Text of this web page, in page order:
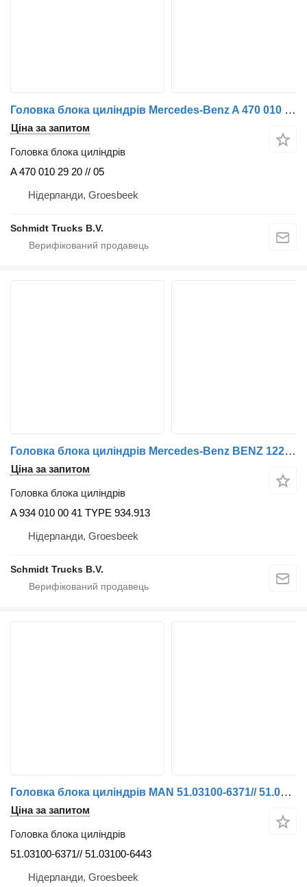
Головка блока циліндрів Mercedes-Benz A 470 010 29 20 // A 470 010 05 20 // A 470 010 27 20 OM470LA EU до вантажівки
Ціна за запитом
Головка блока циліндрів
A 470 010 29 20 // 05
Нідерланди, Groesbeek
Schmidt Trucks B.V.
Головка блока циліндрів Mercedes-Benz BENZ 1221 EURO 6 MODEL 2018 A до вантажівки
Ціна за запитом
Головка блока циліндрів
A 934 010 00 41 TYPE 934.913
Нідерланди, Groesbeek
Schmidt Trucks B.V.
Головка блока циліндрів MAN 51.03100-6371// 51.03100-6443 D 2066 LF61 EURO 6 до вантажівки
Ціна за запитом
Головка блока циліндрів
51.03100-6371// 51.03100-6443
Нідерланди, Groesbeek